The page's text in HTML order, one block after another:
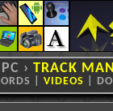
› TRACK
VIDEOS